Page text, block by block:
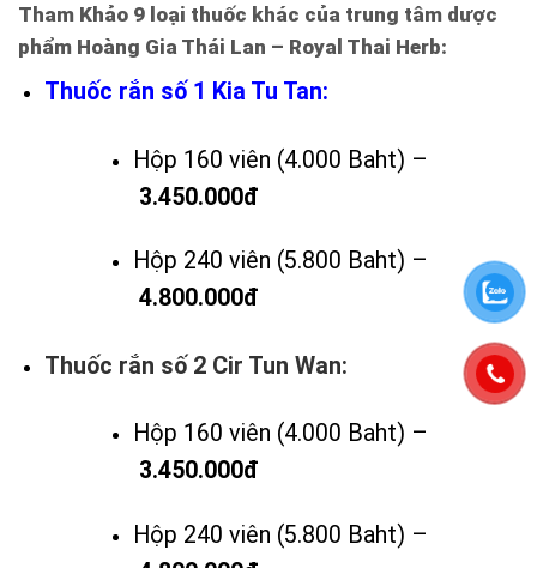
Tham Khảo 9 loại thuốc khác của trung tâm dược
phẩm Hoàng Gia Thái Lan – Royal Thai Herb:
Thuốc rắn số 1 Kia Tu Tan:
Hộp 160 viên (4.000 Baht) –
3.450.000đ
Hộp 240 viên (5.800 Baht) –
4.800.000đ
Thuốc rắn số 2 Cir Tun Wan:
Hộp 160 viên (4.000 Baht) –
3.450.000đ
Hộp 240 viên (5.800 Baht) –